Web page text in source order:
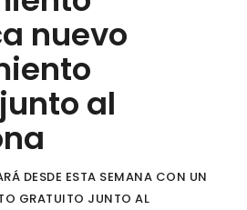
nuevo
al
DESDE ESTA SEMANA CON UN
GRATUITO JUNTO AL